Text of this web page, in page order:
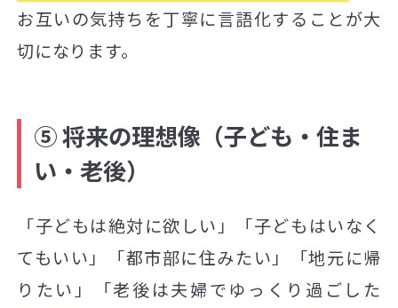
お互いの気持ちを丁寧に言語化することが大
切になります。
⑤ 将来の理想像（子ども・住ま
い・老後）
「子どもは絶対に欲しい」「子どもはいなく
てもいい」「都市部に住みたい」「地元に帰
りたい」「老後は夫婦でゆっくり過ごした